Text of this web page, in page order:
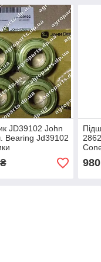
JD39102 John
Bearing Jd39102